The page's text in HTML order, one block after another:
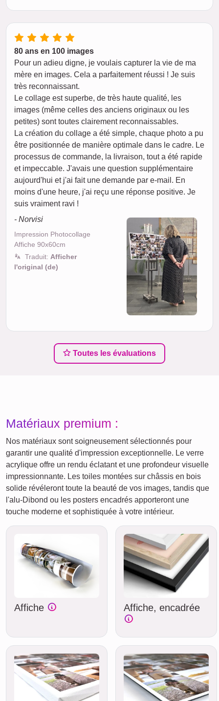
80 ans en 100 images
Pour un adieu digne, je voulais capturer la vie de ma
mère en images. Cela a parfaitement réussi ! Je suis
très reconnaissant.
Le collage est superbe, de très haute qualité, les
images (même celles des anciens originaux ou les
petites) sont toutes clairement reconnaissables.
La création du collage a été simple, chaque photo a pu
être positionnée de manière optimale dans le cadre. Le
processus de commande, la livraison, tout a été rapide
et impeccable. J'avais une question supplémentaire
aujourd'hui et j'ai fait une demande par e-mail. En
moins d'une heure, j'ai reçu une réponse positive. Je
suis vraiment ravi !
- Norvisi
Impression Photocollage
Affiche 90x60cm
Traduit: Afficher
l'original (de)
Toutes les évaluations
Matériaux premium :
Nos matériaux sont soigneusement sélectionnés pour
garantir une qualité d'impression exceptionnelle. Le verre
acrylique offre un rendu éclatant et une profondeur visuelle
impressionnante. Les toiles montées sur châssis en bois
solide révéleront toute la beauté de vos images, tandis que
l'alu-Dibond ou les posters encadrés apporteront une
touche moderne et sophistiquée à votre intérieur.
Affiche Affiche, encadrée